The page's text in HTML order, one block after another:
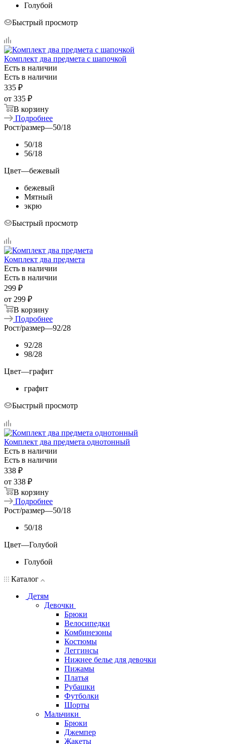
Голубой
Быстрый просмотр
Комплект два предмета с шапочкой
Есть в наличии
Есть в наличии
335 ₽
от 335 ₽
В корзину
Подробнее
Рост/размер—50/18
50/18
56/18
Цвет—бежевый
бежевый
Мятный
экрю
Быстрый просмотр
Комплект два предмета
Есть в наличии
Есть в наличии
299 ₽
от 299 ₽
В корзину
Подробнее
Рост/размер—92/28
92/28
98/28
Цвет—графит
графит
Быстрый просмотр
Комплект два предмета однотонный
Есть в наличии
Есть в наличии
338 ₽
от 338 ₽
В корзину
Подробнее
Рост/размер—50/18
50/18
Цвет—Голубой
Голубой
Каталог
Детям
Девочки
Брюки
Велосипедки
Комбинезоны
Костюмы
Леггинсы
Нижнее белье для девочки
Пижамы
Платья
Рубашки
Футболки
Шорты
Мальчики
Брюки
Джемпер
Жакеты